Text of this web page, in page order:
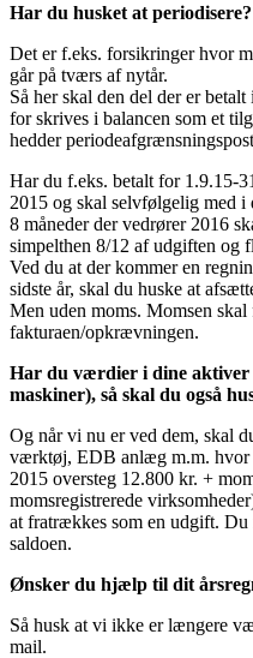
Har du husket at periodisere?
Det er f.eks. forsikringer hvor
går på tværs af nytår.
Så her skal den del der er
for skrives i balancen som et
hedder
Har du f.eks. betalt for 1.9.15-
2015 og skal selvfølgelig med i
8 måneder der vedrører 2016
simpelthen 8/12 af udgiften og
Ved du at der kommer en
sidste år, skal du huske at
Men uden moms. Momsen
fakturaen/opkrævningen.
Har du værdier i dine aktiver
maskiner), så skal du også
Og når vi nu er ved dem, skal
værktøj, EDB anlæg m.m. hvor
2015 oversteg 12.800 kr. +
momsregistrerede
at fratrækkes som en udgift. Du
saldoen.
Ønsker du hjælp til dit
Så husk at vi ikke er længere
mail.